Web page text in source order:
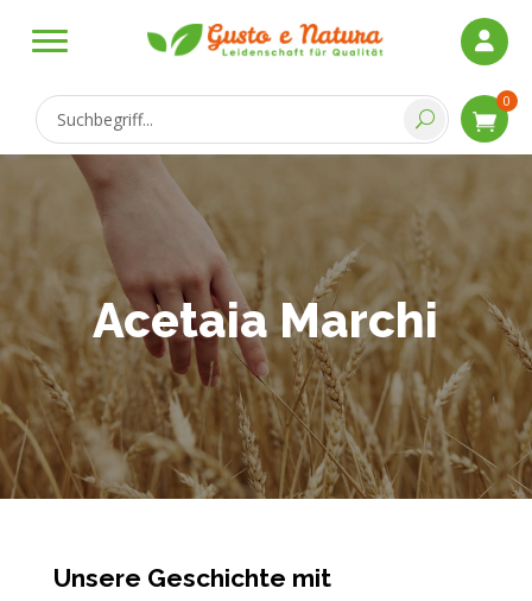
0
Acetaia Marchi
Unsere Geschichte mit